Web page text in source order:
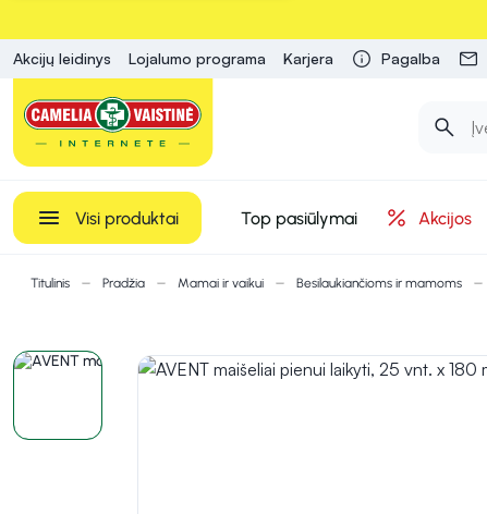
Akcijų leidinys Lojalumo programa Karjera Pagalba
Visi produktai Top pasiūlymai Akcijos
Titulinis Pradžia Mamai ir vaikui Besilaukiančioms ir mamoms